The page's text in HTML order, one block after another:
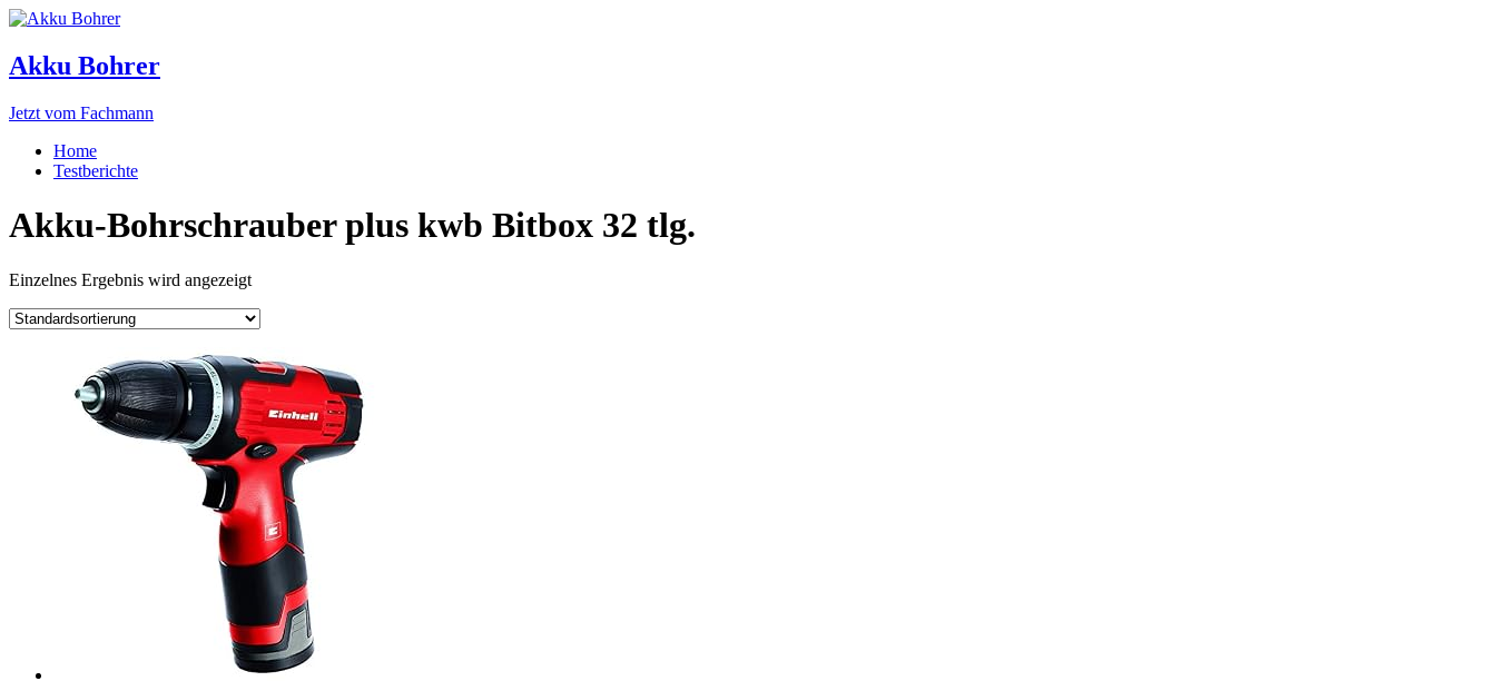
Akku Bohrer
Jetzt vom Fachmann
Home
Testberichte
Akku-Bohrschrauber plus kwb Bitbox 32 tlg.
Einzelnes Ergebnis wird angezeigt